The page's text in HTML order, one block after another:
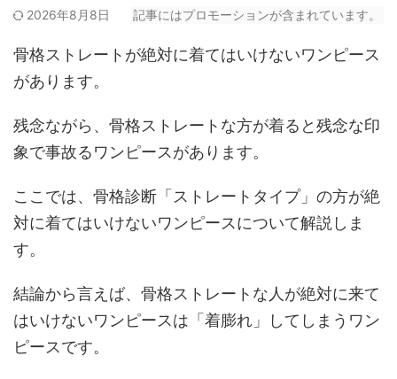
2026年8月8日 記事にはプロモーションが含まれています。
骨格ストレートが絶対に着てはいけないワンピース
があります。
残念ながら、骨格ストレートな方が着ると残念な印
象で事故るワンピースがあります。
ここでは、骨格診断「ストレートタイプ」の方が絶
対に着てはいけないワンピースについて解説しま
す。
結論から言えば、骨格ストレートな人が絶対に来て
はいけないワンピースは「着膨れ」してしまうワン
ピースです。